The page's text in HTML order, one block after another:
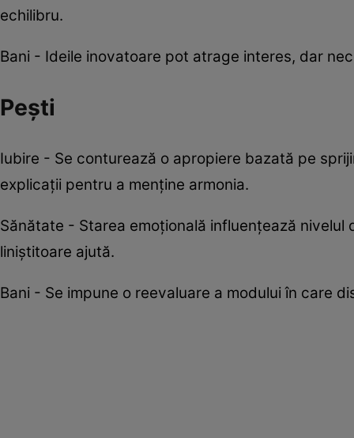
echilibru.
Bani - Ideile inovatoare pot atrage interes, dar
Pești
Iubire - Se conturează o apropiere bazată pe
explicații pentru a menține armonia.
Sănătate - Starea emoțională influențează
liniștitoare ajută.
Bani - Se impune o reevaluare a modului în care